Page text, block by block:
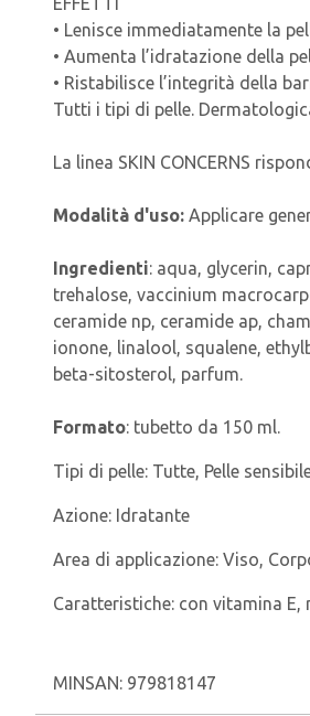
• Lenisce immediatamente la
• Aumenta l’idratazione della
• Ristabilisce l’integrità della
Tutti i tipi di pelle.
La linea SKIN CONCERNS
Modalità d'uso: Applicare
Ingredienti: aqua, glycerin,
trehalose, vaccinium
ceramide np, ceramide ap,
ionone, linalool, squalene,
beta-sitosterol, parfum.
Formato: tubetto da 150 ml.
Tipi di pelle: Tutte, Pelle
Azione: Idratante
Area di applicazione: Viso,
Caratteristiche: con vitamina E,
MINSAN: 979818147